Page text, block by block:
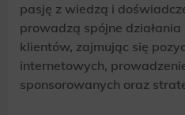
pasję z wiedzą i
prowadzą spójne
klientów, zajmując się
internetowych,
sponsorowanych oraz